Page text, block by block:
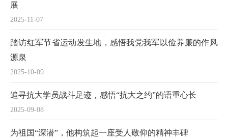
2025-11-07
展
2025-10-09
踏访红军节省运动发生地，感悟我党我军以俭养廉的作风
源泉
2025-09-08
追寻抗大学员战斗足迹，感悟“抗大之约”的语重心长
为祖国“深潜”，他构筑起一座受人敬仰的精神丰碑